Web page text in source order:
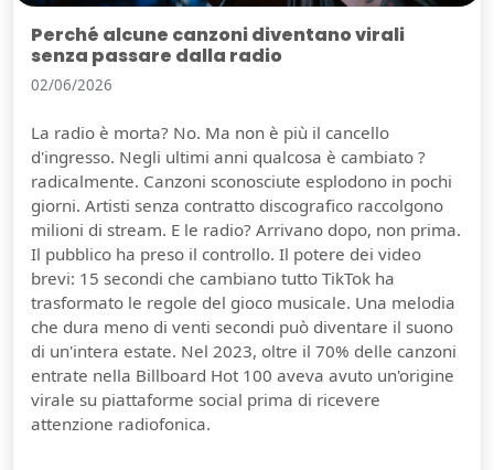
Perché alcune canzoni diventano virali
senza passare dalla radio
02/06/2026
La radio è morta? No. Ma non è più il cancello
d'ingresso. Negli ultimi anni qualcosa è cambiato ?
radicalmente. Canzoni sconosciute esplodono in pochi
giorni. Artisti senza contratto discografico raccolgono
milioni di stream. E le radio? Arrivano dopo, non prima.
Il pubblico ha preso il controllo. Il potere dei video
brevi: 15 secondi che cambiano tutto TikTok ha
trasformato le regole del gioco musicale. Una melodia
che dura meno di venti secondi può diventare il suono
di un'intera estate. Nel 2023, oltre il 70% delle canzoni
entrate nella Billboard Hot 100 aveva avuto un'origine
virale su piattaforme social prima di ricevere
attenzione radiofonica.